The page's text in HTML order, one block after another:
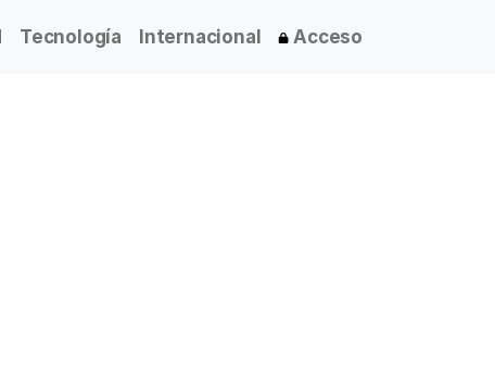
Tecnología Internacional Acceso